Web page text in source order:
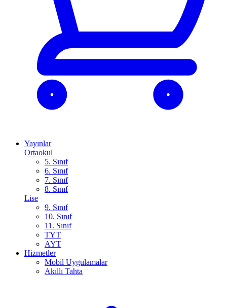
Yayınlar
Ortaokul
5. Sınıf
6. Sınıf
7. Sınıf
8. Sınıf
Lise
9. Sınıf
10. Sınıf
11. Sınıf
TYT
AYT
Hizmetler
Mobil Uygulamalar
Akıllı Tahta